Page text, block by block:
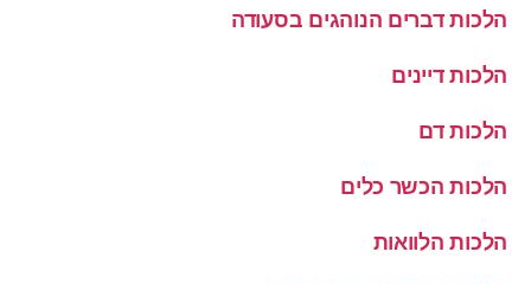
הלכות דברים הנוהגים בסעודה
הלכות דיינים
הלכות דם
הלכות הכשר כלים
הלכות הלוואות